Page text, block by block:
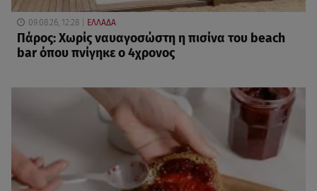
09.08.26, 12:28 ΕΛΛΑΔΑ
Πάρος: Χωρίς ναυαγοσώστη η πισίνα του beach
bar όπου πνίγηκε ο 4χρονος